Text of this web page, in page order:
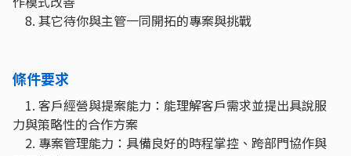
8. 其它待你與主管一同開拓的專案與挑戰
條件要求
1. 客戶經營與提案能力：能理解客戶需求並提出具說服
力與策略性的合作方案
2. 專案管理能力：具備良好的時程掌控、跨部門協作與